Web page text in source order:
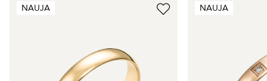
NAUJA NAUJA